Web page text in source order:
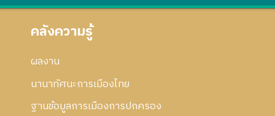
คลังความรู้
ผลงาน
นานาทัศนะการเมืองไทย
ฐานข้อมูลการเมืองการปกครอง